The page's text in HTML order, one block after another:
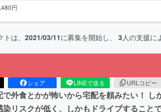
円
は、 2021/03/11に募集を開始し、 3 人の支援に
シェア LINEで送る URLコピー
で外食とかが怖いから宅配を頼みたい！
染リスクが低く、しかもドライブすること